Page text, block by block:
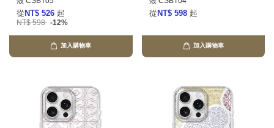
從 NT$ 526 起
NT$ 598 -12%
加入購物車
從 NT$ 598 起
加入購物車